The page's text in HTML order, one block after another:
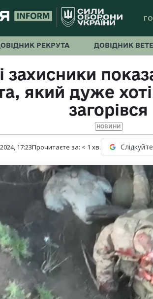
РЕКРУТА ДОВІДНИК
захисники
який дуже
загорівся
НОВИНИ
17:23Прочитаєте за: < 1 хв.